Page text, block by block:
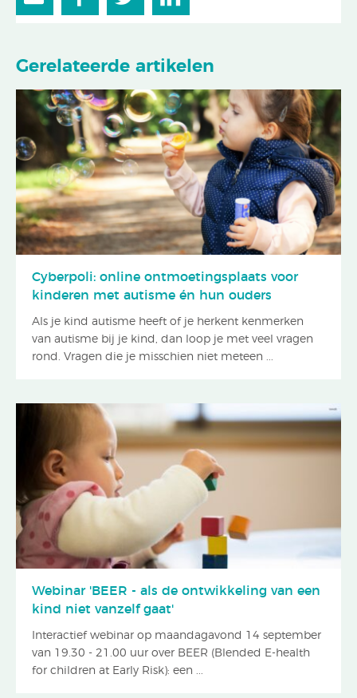
Gerelateerde artikelen
Cyberpoli: online ontmoetingsplaats voor
kinderen met autisme én hun ouders
Als je kind autisme heeft of je herkent kenmerken
van autisme bij je kind, dan loop je met veel vragen
rond. Vragen die je misschien niet meteen ...
Webinar 'BEER - als de ontwikkeling van een
kind niet vanzelf gaat'
Interactief webinar op maandagavond 14 september
van 19.30 - 21.00 uur over BEER (Blended E-health
for children at Early Risk): een ...